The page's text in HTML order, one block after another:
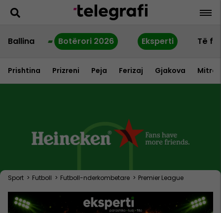
Ballina Botërori 2026 Eksperti Të
Prishtina Prizreni Peja Ferizaj Gjakova
Sport > Futboll > Futboll-nderkombetare > Premier League